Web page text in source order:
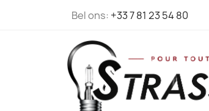
Bel ons: +33 7 81 23 54 80